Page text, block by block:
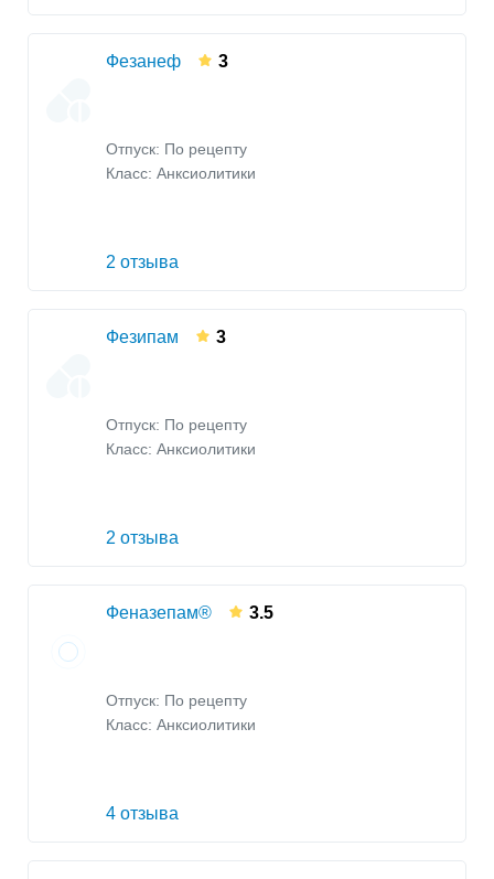
Фезанеф 3
Отпуск: По рецепту
Класс: Анксиолитики
2 отзыва
Фезипам 3
Отпуск: По рецепту
Класс: Анксиолитики
2 отзыва
Феназепам® 3.5
Отпуск: По рецепту
Класс: Анксиолитики
4 отзыва